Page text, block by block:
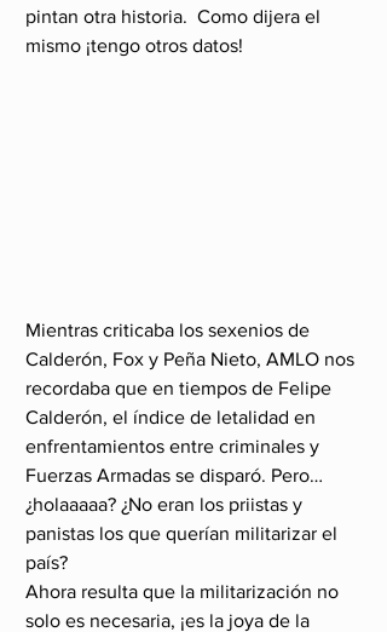
pintan otra historia.  Como dijera el
mismo ¡tengo otros datos!
Mientras criticaba los sexenios de
Calderón, Fox y Peña Nieto, AMLO nos
recordaba que en tiempos de Felipe
Calderón, el índice de letalidad en
enfrentamientos entre criminales y
Fuerzas Armadas se disparó. Pero…
¿holaaaaa? ¿No eran los priistas y
panistas los que querían militarizar el
país?
Ahora resulta que la militarización no
solo es necesaria, ¡es la joya de la